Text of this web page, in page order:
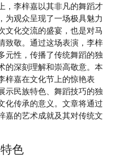
，李梓嘉以其非凡的舞蹈才
为观众呈现了一场极具魅力
文化交流的盛宴，也是对马
致敬。通过这场表演，李梓
元性，传播了传统舞蹈的独
的深刻理解和崇高敬意。本
梓嘉在文化节上的惊艳表
示民族特色、舞蹈技巧的独
化传承的意义。文章将通过
嘉的艺术成就及其对传统文
色